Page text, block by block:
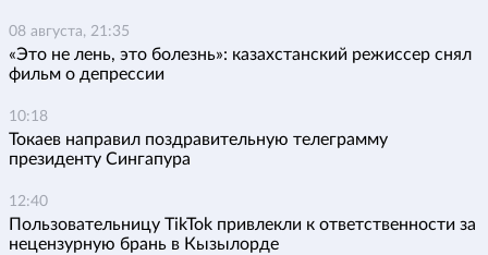
08 августа, 21:35
«Это не лень, это болезнь»: казахстанский режиссер снял
фильм о депрессии
10:18
Токаев направил поздравительную телеграмму
президенту Сингапура
12:40
Пользовательницу TikTok привлекли к ответственности за
нецензурную брань в Кызылорде